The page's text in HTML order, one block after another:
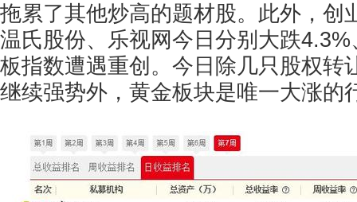
拖累了其他炒高的题材股。此外，创
温氏股份、乐视网今日分别大跌
板指数遭遇重创。今日除几只股权转
继续强势外，黄金板块是唯一大涨的